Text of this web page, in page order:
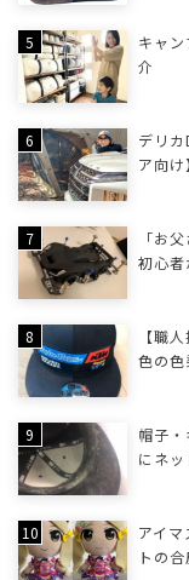
キャ
介
デリ
ア向け
「お
初心
【職
色の色
帽子
にネ
アイ
トの